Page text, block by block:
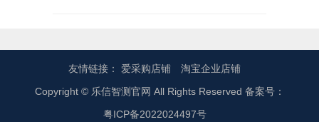
友情链接： 爱采购店铺
淘宝企业店铺
Copyright © 乐信智测官网 All Rights Reserved 备案号：
粤ICP备2022024497号